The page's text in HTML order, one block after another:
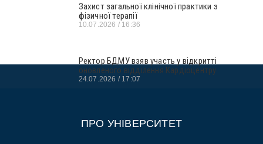
Захист загальної клінічної практики з
фізичної терапії
10.07.2026 16:36
Ректор БДМУ взяв участь у відкритті
оновленого відділення Кардіоцентру
24.07.2026 17:07
ПРО УНІВЕРСИТЕТ